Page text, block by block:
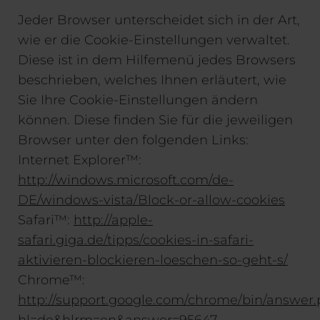
Jeder Browser unterscheidet sich in der Art,
wie er die Cookie-Einstellungen verwaltet.
Diese ist in dem Hilfemenü jedes Browsers
beschrieben, welches Ihnen erläutert, wie
Sie Ihre Cookie-Einstellungen ändern
können. Diese finden Sie für die jeweiligen
Browser unter den folgenden Links:
Internet Explorer™:
http://windows.microsoft.com/de-
DE/windows-vista/Block-or-allow-cookies
Safari™: http://apple-
safari.giga.de/tipps/cookies-in-safari-
aktivieren-blockieren-loeschen-so-geht-s/
Chrome™:
http://support.google.com/chrome/bin/